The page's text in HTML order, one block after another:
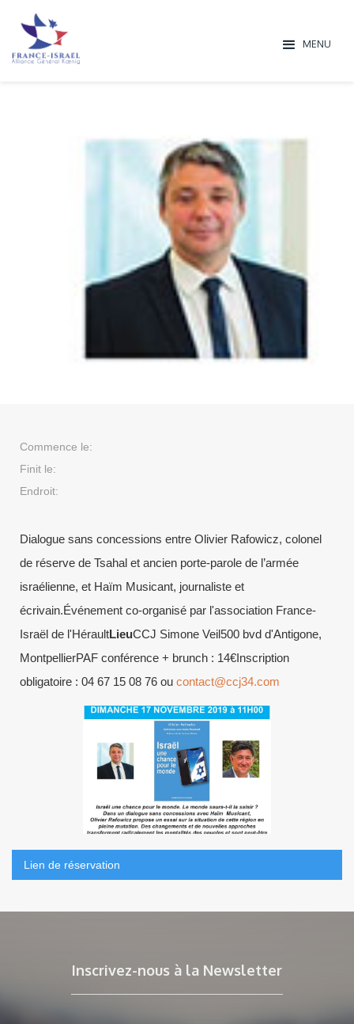
MENU
Commence le:
Finit le:
Endroit:
Dialogue sans concessions entre Olivier Rafowicz, colonel
de réserve de Tsahal et ancien porte-parole de l’armée
israélienne, et Haïm Musicant, journaliste et
écrivain.Événement co-organisé par l'association France-
Israël de l'HéraultLieuCCJ Simone Veil500 bvd d'Antigone,
MontpellierPAF conférence + brunch : 14€Inscription
obligatoire : 04 67 15 08 76 oucontact@ccj34.com
Lien de réservation
Inscrivez-nous à la Newsletter